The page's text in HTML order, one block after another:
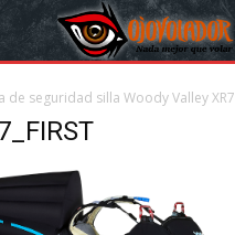
de seguridad silla Woody Valley XR7